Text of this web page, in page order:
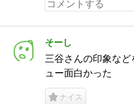
そーし
三谷さんの印象な
ュー面白かった
ナイス